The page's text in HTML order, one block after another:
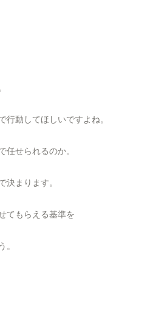
行動してほしいですよね。
任せられるのか。
決まります。
てもらえる基準を
。